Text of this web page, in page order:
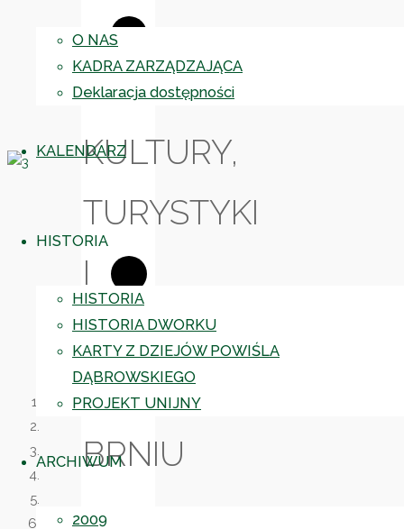
O NAS
KADRA ZARZĄDZAJĄCA
Deklaracja dostępności
KALENDARZ
HISTORIA
HISTORIA
HISTORIA DWORKU
KARTY Z DZIEJÓW POWIŚLA
DĄBROWSKIEGO
PROJEKT UNIJNY
ARCHIWUM
2009
–
OŚRODKA
KULTURY,
TURYSTYKI
I
REKREACJI
W
BRNIU